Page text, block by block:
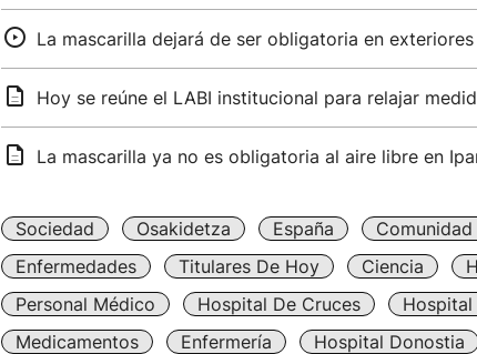
La mascarilla dejará de ser obligatoria en
Hoy se reúne el LABI institucional para relajar
La mascarilla ya no es obligatoria al aire libre en
Sociedad Osakidetza España
Enfermedades
Titulares De Hoy Ciencia
Personal Médico
Hospital De Cruces
Hospital
Medicamentos
Enfermería Hospital Donostia